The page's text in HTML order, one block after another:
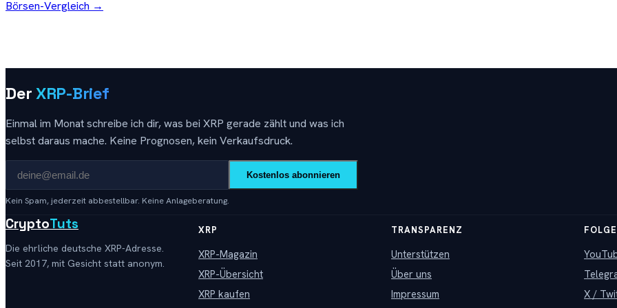
Börsen-Vergleich →
DerXRP-Brief
Einmal im Monat schreibe ich dir, was bei XRP gerade zählt und was ich
selbst daraus mache. Keine Prognosen, kein Verkaufsdruck.
Kostenlos abonnieren
Kein Spam, jederzeit abbestellbar. Keine Anlageberatung.
CryptoTuts
Die ehrliche deutsche XRP-Adresse.
Seit 2017, mit Gesicht statt anonym.
XRP
XRP-Magazin
XRP-Übersicht
XRP kaufen
TRANSPARENZ
Unterstützen
Über uns
Impressum
X /